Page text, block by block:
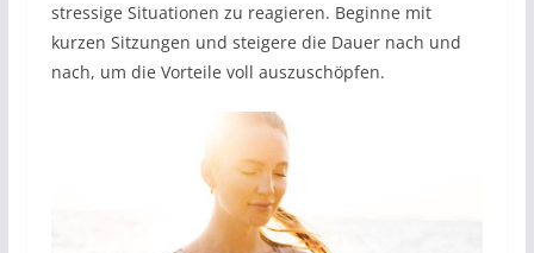
stressige Situationen zu reagieren. Beginne mit
kurzen Sitzungen und steigere die Dauer nach und
nach, um die Vorteile voll auszuschöpfen.